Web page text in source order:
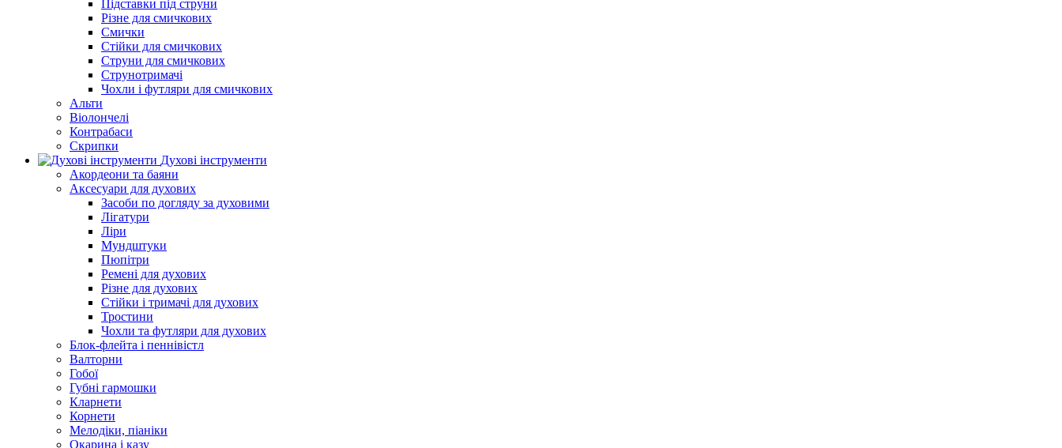
Підставки під струни
Різне для смичкових
Смички
Стійки для смичкових
Струни для смичкових
Струнотримачі
Чохли і футляри для смичкових
Альти
Віолончелі
Контрабаси
Скрипки
Духові інструменти
Акордеони та баяни
Аксесуари для духових
Засоби по догляду за духовими
Лігатури
Ліри
Мундштуки
Пюпітри
Ремені для духових
Різне для духових
Стійки і тримачі для духових
Тростини
Чохли та футляри для духових
Блок-флейта і пеннівістл
Валторни
Гобої
Губні гармошки
Кларнети
Корнети
Мелодіки, піаніки
Окарина і казу